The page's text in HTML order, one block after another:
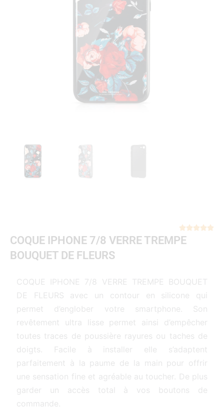

COQUE IPHONE 7/8 VERRE TREMPE
BOUQUET DE FLEURS
COQUE IPHONE 7/8 VERRE TREMPE BOUQUET
DE FLEURS avec un contour en silicone qui
permet d’englober votre smartphone. Son
revêtement ultra lisse permet ainsi d’empêcher
toutes traces de poussière rayures ou taches de
doigts. Facile à installer elle s’adaptent
parfaitement à la paume de la main pour offrir
une sensation fine et agréable au toucher. De plus
garder un accès total à vos boutons de
commande.